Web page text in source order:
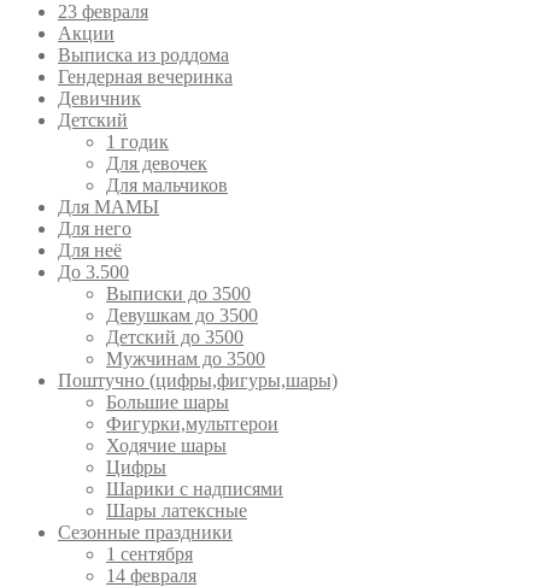
23 февраля
Акции
Выписка из роддома
Гендерная вечеринка
Девичник
Детский
1 годик
Для девочек
Для мальчиков
Для МАМЫ
Для него
Для неё
До 3.500
Выписки до 3500
Девушкам до 3500
Детский до 3500
Мужчинам до 3500
Поштучно (цифры,фигуры,шары)
Большие шары
Фигурки,мультгерои
Ходячие шары
Цифры
Шарики с надписями
Шары латексные
Сезонные праздники
1 сентября
14 февраля